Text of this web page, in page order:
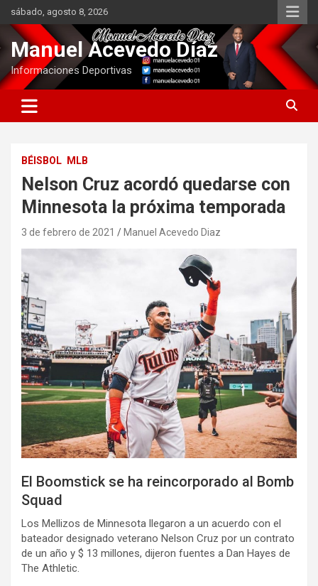
Saltar
contenido
sábado, agosto 8, 2026
Manuel Acevedo Díaz
Informaciones Deportivas
BÉISBOL MLB
Nelson Cruz acordó quedarse con
Minnesota la próxima temporada
3 de febrero de 2021 Manuel Acevedo Diaz
El Boomstick se ha reincorporado al Bomb
Squad
Los Mellizos de Minnesota llegaron a un acuerdo con el
bateador designado veterano Nelson Cruz por un contrato
de un año y $ 13 millones, dijeron fuentes a Dan Hayes de
The Athletic.